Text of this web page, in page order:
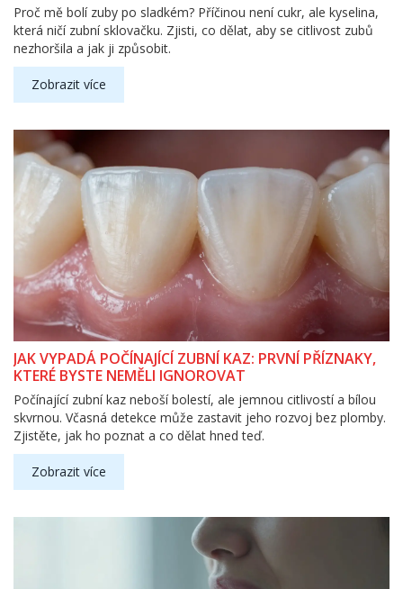
Proč mě bolí zuby po sladkém? Příčinou není cukr, ale kyselina,
která ničí zubní sklovačku. Zjisti, co dělat, aby se citlivost zubů
nezhoršila a jak ji způsobit.
Zobrazit více
JAK VYPADÁ POČÍNAJÍCÍ ZUBNÍ KAZ: PRVNÍ PŘÍZNAKY,
KTERÉ BYSTE NEMĚLI IGNOROVAT
Počínající zubní kaz neboší bolestí, ale jemnou citlivostí a bílou
skvrnou. Včasná detekce může zastavit jeho rozvoj bez plomby.
Zjistěte, jak ho poznat a co dělat hned teď.
Zobrazit více